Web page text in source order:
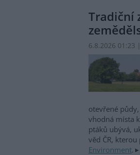
Tradiční
6.8.2026 01:23
otevřené
vhodná místa
ptáků ubývá,
věd ČR,
Environment.